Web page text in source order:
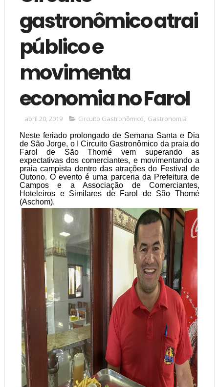
gastronômico atrai
público e
movimenta
economia no Farol
abril 20, 2019 Circuito Gastronômico, Gastronomia
Neste feriado prolongado de Semana Santa e Dia
de São Jorge, o I Circuito Gastronômico da praia do
Farol de São Thomé vem superando as
expectativas dos comerciantes, e movimentando a
praia campista dentro das atrações do Festival de
Outono. O evento é uma parceria da Prefeitura de
Campos e a Associação de Comerciantes,
Hoteleiros e Similares de Farol de São Thomé
(Aschom).